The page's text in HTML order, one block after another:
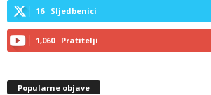
16 Sljedbenici
1,060 Pratitelji
Popularne objave